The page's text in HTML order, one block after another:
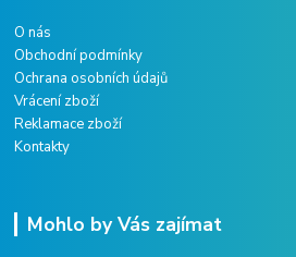
O nás
Obchodní podmínky
Ochrana osobních údajů
Vrácení zboží
Reklamace zboží
Kontakty
Mohlo by Vás zajímat